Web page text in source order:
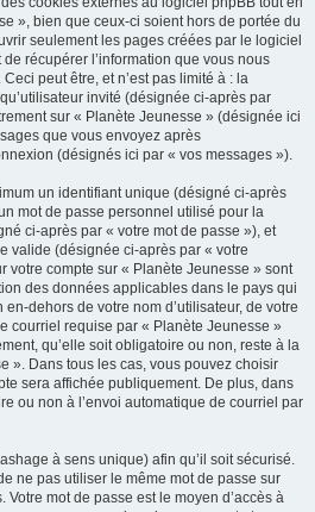
», bien que ceux-ci soient hors de portée du
seulement les pages créées par le logiciel
récupérer l’information que vous nous
peut être, et n’est pas limité à : la
invité (désignée ci-après par
sur « Planète Jeunesse » (désignée ici
que vous envoyez après
(désignés ici par « vos messages »).
un identifiant unique (désigné ci-après
mot de passe personnel utilisé pour la
ci-après par « votre mot de passe »), et
valide (désignée ci-après par « votre
votre compte sur « Planète Jeunesse » sont
des données applicables dans le pays qui
dehors de votre nom d’utilisateur, de votre
courriel requise par « Planète Jeunesse »
qu’elle soit obligatoire ou non, reste à la
». Dans tous les cas, vous pouvez choisir
sera affichée publiquement. De plus, dans
ou non à l’envoi automatique de courriel par
à sens unique) afin qu’il soit sécurisé.
ne pas utiliser le même mot de passe sur
mot de passe est le moyen d’accès à